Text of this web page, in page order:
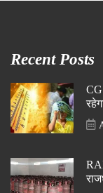
Recent Posts